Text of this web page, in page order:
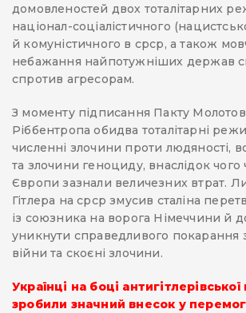
домовленостей двох тоталітарних
націонал-соціалістичного
й комуністичного в срср, а також
небажання найпотужніших держав
спротив агресорам.
З моменту підписання Пакту
Ріббентропа обидва тоталітарні
численні злочини проти людяності,
та злочини геноциду, внаслідок чого
Європи зазнали величезних втрат.
Гітлера на срср змусив сталіна
із союзника на ворога Німеччини й
уникнути справедливого покарання
війни та скоєні злочини.
Українці на боці антигітлерівської
зробили значний внесок у